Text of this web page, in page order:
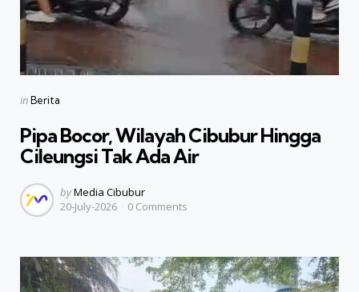
Categories
Posted
inBerita
Pipa Bocor, Wilayah Cibubur Hingga
Cileungsi Tak Ada Air
Posted
by
byMedia Cibubur
20-July-2026
0 Comments